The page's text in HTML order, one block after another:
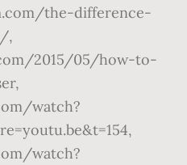
the-difference-
,
2015/05/how-to-
watch?
watch?